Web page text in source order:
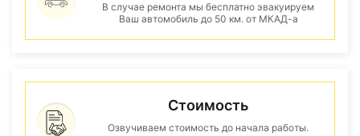
В случае ремонта мы бесплатно эвакуируем
Ваш автомобиль до 50 км. от МКАД-а
Стоимость
Озвучиваем стоимость до начала работы.